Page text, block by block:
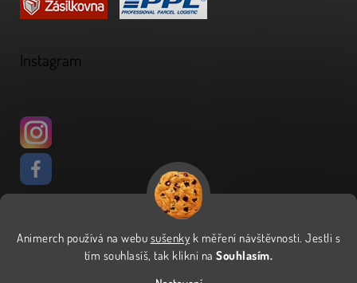
Animerch používá na webu sušenky k měření návštěvnosti. Jestli s
tím souhlasíš, tak klikni naSouhlasím.
Instagram
Vytvořil Shoptet